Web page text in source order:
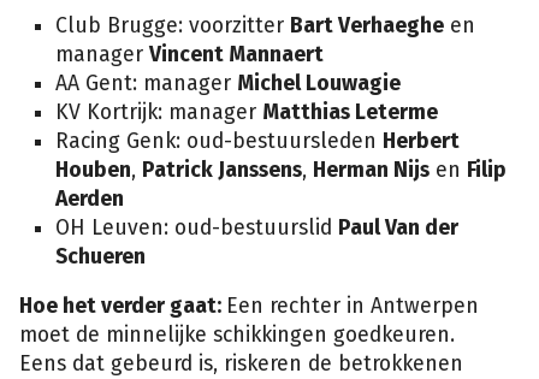
Club Brugge: voorzitter Bart Verhaeghe en
manager Vincent Mannaert
AA Gent: manager Michel Louwagie
KV Kortrijk: manager Matthias Leterme
Racing Genk: oud-bestuursleden Herbert
Houben, Patrick Janssens, Herman Nijs en Filip
Aerden
OH Leuven: oud-bestuurslid Paul Van der
Schueren
Hoe het verder gaat: Een rechter in Antwerpen
moet de minnelijke schikkingen goedkeuren.
Eens dat gebeurd is, riskeren de betrokkenen